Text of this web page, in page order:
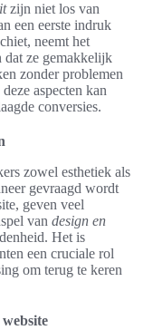
zijn niet los van
een eerste indruk
neemt het
dat ze gemakkelijk
zonder problemen
aspecten kan
conversies.
zowel esthetiek als
gevraagd wordt
geven veel
van design en
Het is
een cruciale rol
om terug te keren